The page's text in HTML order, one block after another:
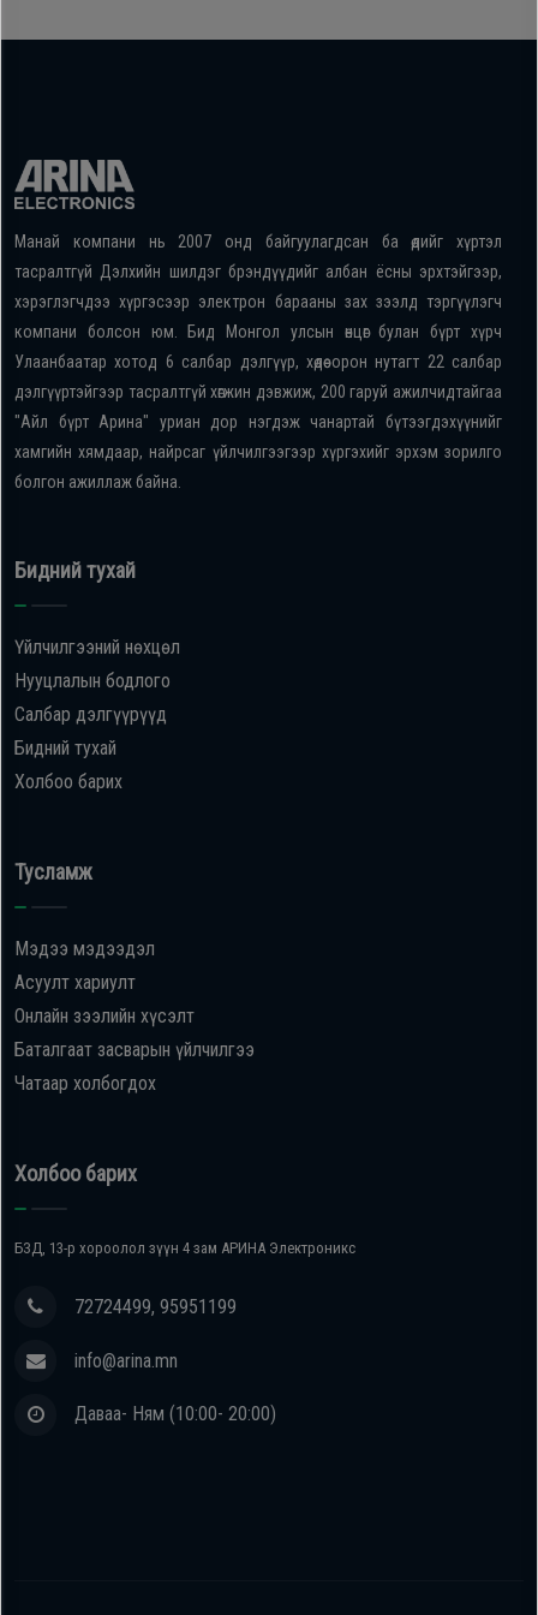
Манай компани нь 2007 онд байгуулагдсан ба өдийг хүртэл
тасралтгүй Дэлхийн шилдэг брэндүүдийг албан ёсны эрхтэйгээр,
хэрэглэгчдээ хүргэсээр электрон барааны зах зээлд тэргүүлэгч
компани болсон юм. Бид Монгол улсын өнцөг булан бүрт хүрч
Улаанбаатар хотод 6 салбар дэлгүүр, хөдөө орон нутагт 22 салбар
дэлгүүртэйгээр тасралтгүй хөгжин дэвжиж, 200 гаруй ажилчидтайгаа
"Айл бүрт Арина" уриан дор нэгдэж чанартай бүтээгдэхүүнийг
хамгийн хямдаар, найрсаг үйлчилгээгээр хүргэхийг эрхэм зорилго
болгон ажиллаж байна.
Бидний тухай
Үйлчилгээний нөхцөл
Нууцлалын бодлого
Салбар дэлгүүрүүд
Бидний тухай
Холбоо барих
Тусламж
Мэдээ мэдээдэл
Асуулт хариулт
Онлайн зээлийн хүсэлт
Баталгаат засварын үйлчилгээ
Чатаар холбогдох
Холбоо барих
БЗД, 13-р хороолол зүүн 4 зам АРИНА Электроникс
72724499, 95951199
info@arina.mn
Даваа- Ням (10:00- 20:00)